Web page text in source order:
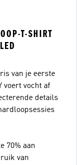
T-SHIRT
van je eerste
voert vocht af
details
70% aan
van